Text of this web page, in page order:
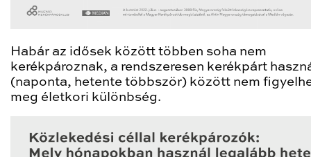
Habár az idősek között többen soha nem
kerékpároznak, a rendszeresen kerékpárt
(naponta, hetente többször) között nem
meg életkori különbség.